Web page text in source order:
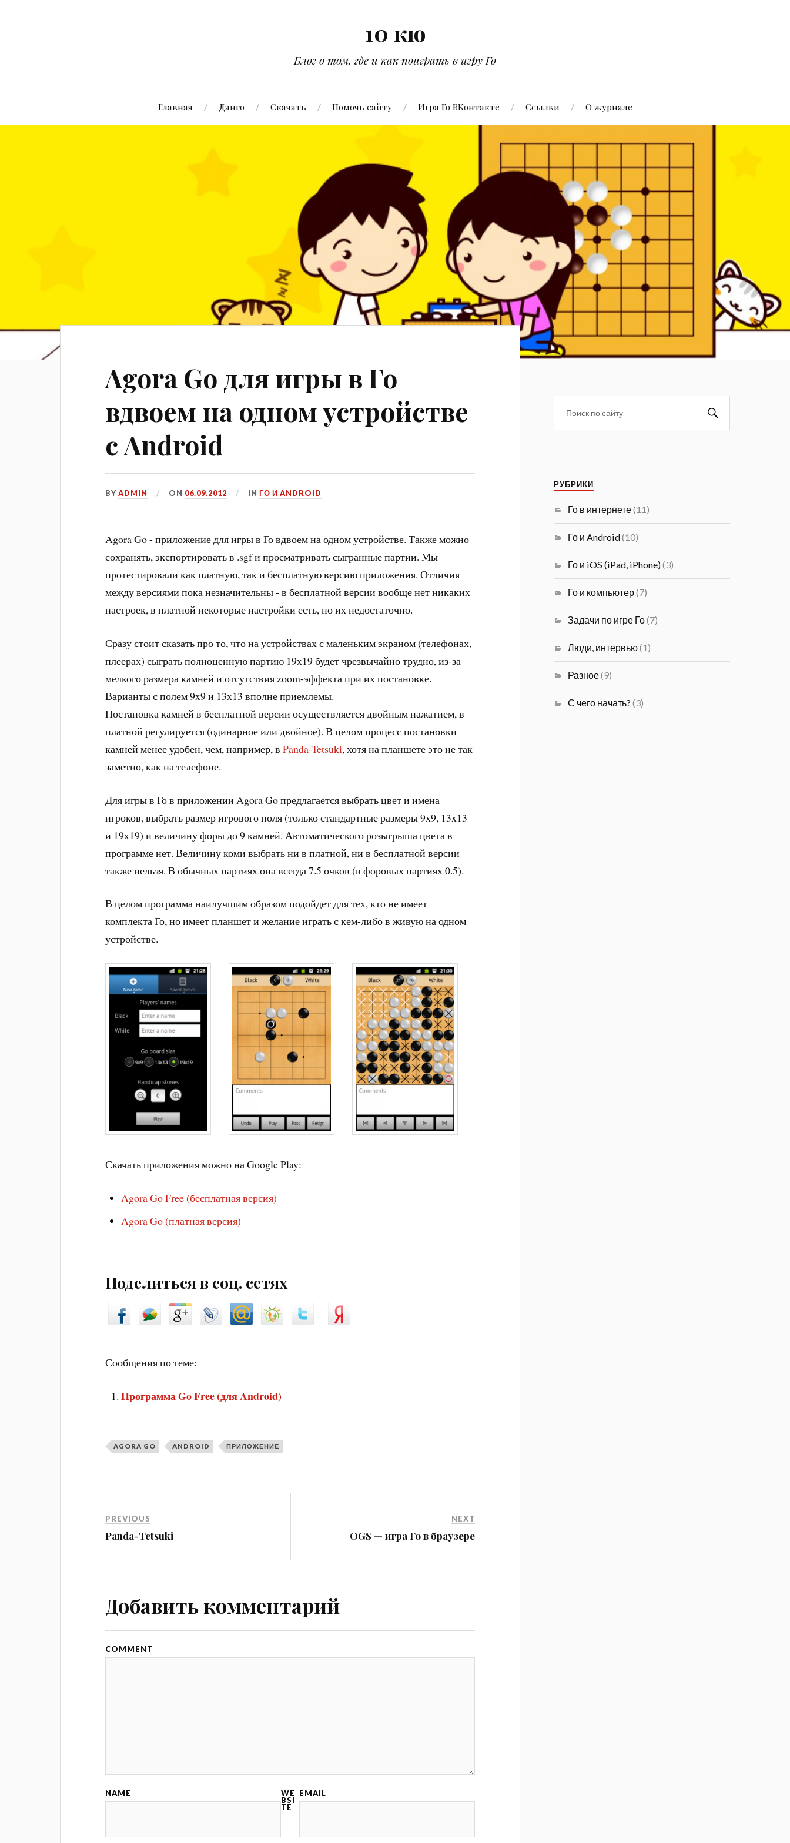
10 кю
Блог о том, где и как поиграть в игру Го
Главная Данго Скачать Помочь сайту Игра Го ВКонтакте Ссылки О журнале
Agora Go для игры в Го
вдвоем на одном устройстве
с Android
BYADMIN ON 06.09.2012 INГО И ANDROID
Agora Go - приложение для игры в Го вдвоем на одном устройстве. Также можно
сохранять, экспортировать в .sgf и просматривать сыгранные партии. Мы
протестировали как платную, так и бесплатную версию приложения. Отличия
между версиями пока незначительны - в бесплатной версии вообще нет никаких
настроек, в платной некоторые настройки есть, но их недостаточно.
Сразу стоит сказать про то, что на устройствах с маленьким экраном (телефонах,
плеерах) сыграть полноценную партию 19x19 будет чрезвычайно трудно, из-за
мелкого размера камней и отсутствия zoom-эффекта при их постановке.
Варианты с полем 9x9 и 13x13 вполне приемлемы.
Постановка камней в бесплатной версии осуществляется двойным нажатием, в
платной регулируется (одинарное или двойное). В целом процесс постановки
камней менее удобен, чем, например, вPanda-Tetsuki, хотя на планшете это не так
заметно, как на телефоне.
Для игры в Го в приложении Agora Go предлагается выбрать цвет и имена
игроков, выбрать размер игрового поля (только стандартные размеры 9x9, 13x13
и 19x19) и величину форы до 9 камней. Автоматического розыгрыша цвета в
программе нет. Величину коми выбрать ни в платной, ни в бесплатной версии
также нельзя. В обычных партиях она всегда 7.5 очков (в форовых партиях 0.5).
В целом программа наилучшим образом подойдет для тех, кто не имеет
комплекта Го, но имеет планшет и желание играть с кем-либо в живую на одном
устройстве.
Скачать приложения можно на Google Play:
Agora Go Free (бесплатная версия)
Agora Go (платная версия)
Поделиться в соц. сетях
Сообщения по теме:
Программа Go Free (для Android)
AGORA GO ANDROID ПРИЛОЖЕНИЕ
PREVIOUS
Panda-Tetsuki
NEXT
OGS — игра Го в браузере
Добавить комментарий
COMMENT
NAME EMAIL
WE
BSI
TE
РУБРИКИ
Го в интернете(11)
Го и Android(10)
Го и iOS (iPad, iPhone)(3)
Го и компьютер(7)
Задачи по игре Го(7)
Люди, интервью(1)
Разное(9)
С чего начать?(3)